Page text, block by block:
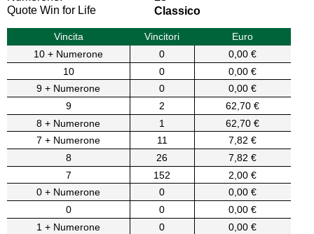
Quote Win for Life
Classico
Vincita Vincitori
Euro
10 + Numerone
0
0,00 €
10
0
0,00 €
9 + Numerone
0
0,00 €
9
2
62,70 €
8 + Numerone
1
62,70 €
7 + Numerone
11
7,82 €
8
26
7,82 €
7
152
2,00 €
0 + Numerone
0
0,00 €
0
0
0,00 €
1 + Numerone
0
0,00 €